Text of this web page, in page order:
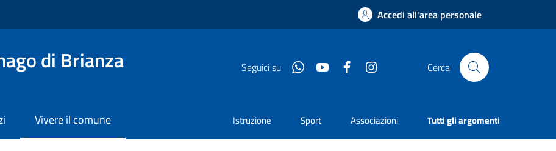
Accedi all'area personale
di Brianza Seguici su WhatsappYouTube Facebook Cerca
Vivere il comune Istruzione Sport Associazioni Tutti gli argomenti